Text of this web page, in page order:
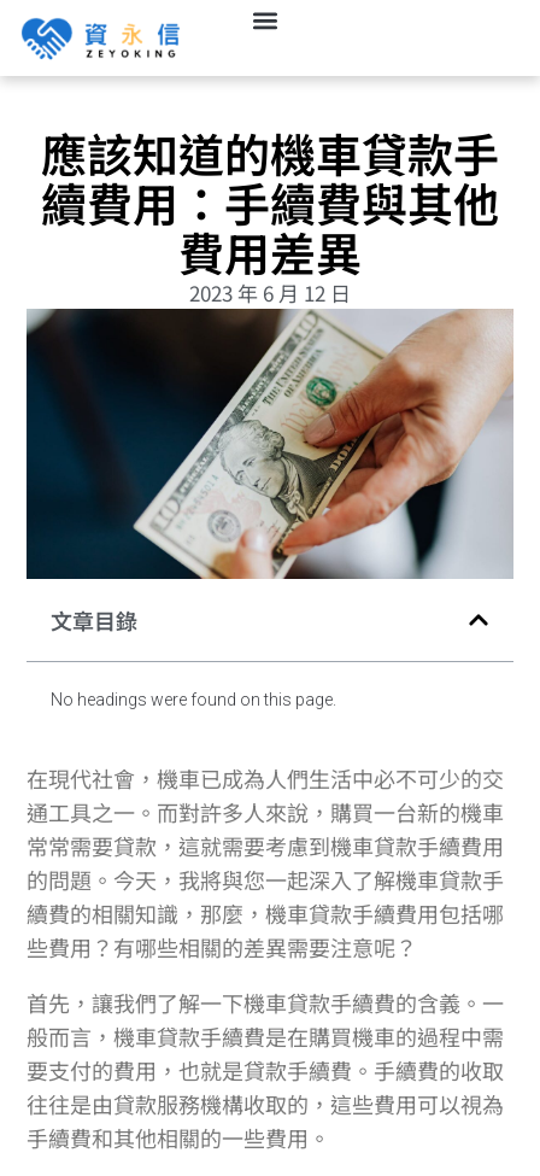
應該知道的機車貸款手
續費用：手續費與其他
費用差異
2023 年 6 月 12 日
文章目錄
No headings were found on this page.
在現代社會，機車已成為人們生活中必不可少的交
通工具之一。而對許多人來說，購買一台新的機車
常常需要貸款，這就需要考慮到機車貸款手續費用
的問題。今天，我將與您一起深入了解機車貸款手
續費的相關知識，那麼，機車貸款手續費用包括哪
些費用？有哪些相關的差異需要注意呢？
首先，讓我們了解一下機車貸款手續費的含義。一
般而言，機車貸款手續費是在購買機車的過程中需
要支付的費用，也就是貸款手續費。手續費的收取
往往是由貸款服務機構收取的，這些費用可以視為
手續費和其他相關的一些費用。